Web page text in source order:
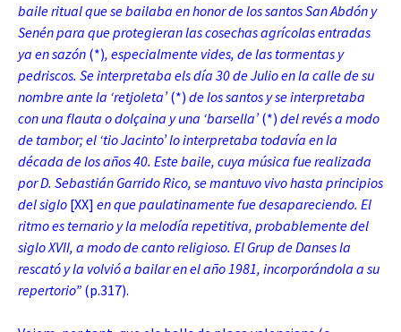
baile ritual que se bailaba en honor de los santos San Abdón y
Senén para que protegieran las cosechas agrícolas entradas
ya en sazón (*), especialmente vides, de las tormentas y
pedriscos. Se interpretaba els día 30 de Julio en la calle de su
nombre ante la ‘retjoleta’(*) de los santos y se interpretaba
con una flauta o dolçaina y una ‘barsella’(*) del revés a modo
de tambor; el ‘tio Jacinto’ lo interpretaba todavía en la
década de los años 40. Este baile, cuya música fue realizada
por D. Sebastián Garrido Rico, se mantuvo vivo hasta principios
del siglo [XX] en que paulatinamente fue desapareciendo. El
ritmo es ternario y la melodía repetitiva, probablemente del
siglo XVII, a modo de canto religioso. El Grup de Danses la
rescató y la volvió a bailar en el año 1981, incorporándola a su
repertorio” (p.317).